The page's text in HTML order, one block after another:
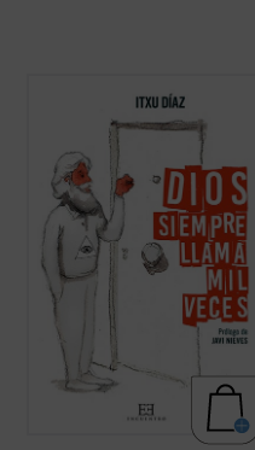
¿Qué tienen en común John Wayne, Juan
The Blues Brothers
Amy MacDonald, los cristianos
martirizados en la guerra siria y el
guionista de
El humorista y periodista Itxu Díaz realiza
una ...
(ver ficha)